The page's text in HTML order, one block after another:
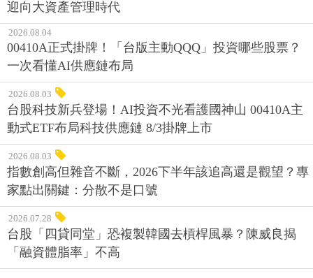
迎向大資產管理時代
2026.08.04
00410A正式掛牌！「台版主動QQQ」投資哪些股票？
一次看懂AI供應鏈布局
2026.08.03
台股科技新兵登場！AI投資不光看護國神山 00410A主
動式ETF布局科技供應鏈 8/3掛牌上市
2026.08.03
指數創高但雜音不斷，2026下半年該追高還是觀望？專
家點出關鍵：分散不是口號
2026.07.28
台股「四貸同堂」恐複製韓國去槓桿風暴？陳威良揭
「融資體脂率」不高